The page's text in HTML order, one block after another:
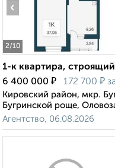
2/10
‹
1-к квартира,
6 400 000 ₽ 172 700 ₽
Кировский район, мкр.
Бугринской роще,
Агентство, 06.08.2026